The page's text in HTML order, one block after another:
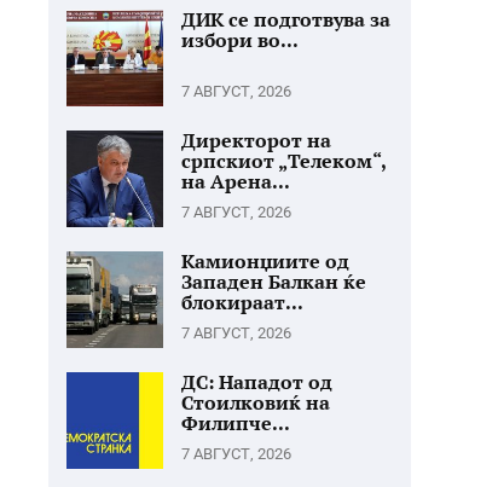
ДИК се подготвува за
избори во...
7 АВГУСТ, 2026
Директорот на
српскиот „Телеком“,
на Арена...
7 АВГУСТ, 2026
Камионџиите од
Западен Балкан ќе
блокираат...
7 АВГУСТ, 2026
ДС: Нападот од
Стоилковиќ на
Филипче...
7 АВГУСТ, 2026